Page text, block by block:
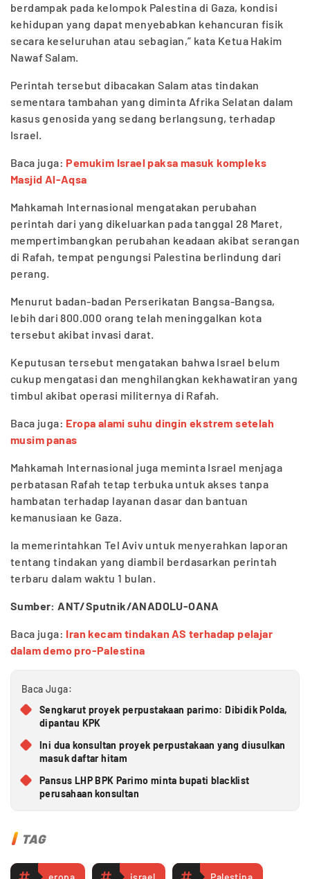
berdampak pada kelompok Palestina di Gaza, kondisi
kehidupan yang dapat menyebabkan kehancuran fisik
secara keseluruhan atau sebagian,” kata Ketua Hakim
Nawaf Salam.
Perintah tersebut dibacakan Salam atas tindakan
sementara tambahan yang diminta Afrika Selatan dalam
kasus genosida yang sedang berlangsung, terhadap
Israel.
Baca juga: Pemukim Israel paksa masuk kompleks
Masjid Al-Aqsa
Mahkamah Internasional mengatakan perubahan
perintah dari yang dikeluarkan pada tanggal 28 Maret,
mempertimbangkan perubahan keadaan akibat serangan
di Rafah, tempat pengungsi Palestina berlindung dari
perang.
Menurut badan-badan Perserikatan Bangsa-Bangsa,
lebih dari 800.000 orang telah meninggalkan kota
tersebut akibat invasi darat.
Keputusan tersebut mengatakan bahwa Israel belum
cukup mengatasi dan menghilangkan kekhawatiran yang
timbul akibat operasi militernya di Rafah.
Baca juga: Eropa alami suhu dingin ekstrem setelah
musim panas
Mahkamah Internasional juga meminta Israel menjaga
perbatasan Rafah tetap terbuka untuk akses tanpa
hambatan terhadap layanan dasar dan bantuan
kemanusiaan ke Gaza.
Ia memerintahkan Tel Aviv untuk menyerahkan laporan
tentang tindakan yang diambil berdasarkan perintah
terbaru dalam waktu 1 bulan.
Sumber: ANT/Sputnik/ANADOLU-OANA
Baca juga: Iran kecam tindakan AS terhadap pelajar
dalam demo pro-Palestina
Baca Juga:
Sengkarut proyek perpustakaan parimo: Dibidik Polda,
dipantau KPK
Ini dua konsultan proyek perpustakaan yang diusulkan
masuk daftar hitam
Pansus LHP BPK Parimo minta bupati blacklist
perusahaan konsultan
TAG